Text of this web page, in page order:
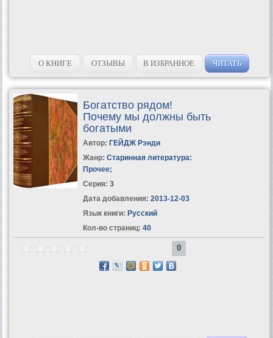
О КНИГЕ ОТЗЫВЫ В ИЗБРАННОЕ ЧИТАТЬ
Богатство рядом!
Почему мы должны быть
богатыми
Автор: ГЕЙДЖ Рэнди
Жанр: Старинная литература:
Прочее;
Серия: 3
Дата добавления: 2013-12-03
Язык книги: Русский
Кол-во страниц: 40
0